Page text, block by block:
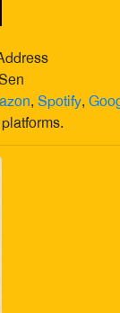
, Spotify,